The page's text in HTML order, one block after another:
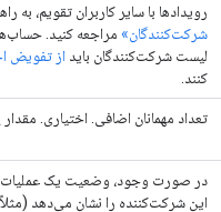
,
رویدادها با سایر کاربران تقویم، به
شرکت‌کنندگان» مراجعه کنید.
لیست شرکت‌کنندگان باید از تفویض
کنند.
تعداد مهمانان اضافی. اختیاری. مقدار
در صورت وجود، وضعیت یک عملیات
این شرکت‌کننده را نشان می‌دهد